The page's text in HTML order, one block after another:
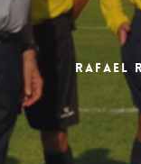
RAFAEL